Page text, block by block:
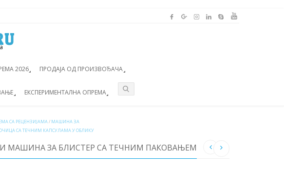
2026 ПРОДАЈА ОД ПРОИЗВОЂАЧА
ЕКСПЕРИМЕНТАЛНА ОПРЕМА
СА РЕЦЕНЗИЈАМА/ МАШИНА ЗА
СА ТЕЧНИМ КАПСУЛАМА У ОБЛИКУ
МАШИНА ЗА БЛИСТЕР СА ТЕЧНИМ ПАКОВАЊЕМ